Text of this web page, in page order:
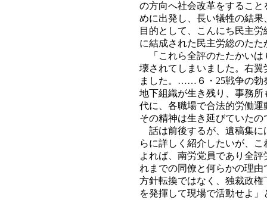
の方向へ社会改革をするこ
めに出発し、長い犠牲の結
目的として、こんにち民主
に結成された民主労総のた
「これら全評のたたかいは
壊されてしまいました。右
ました。……６・25戦争の勃
地下組織が生き残り、事務
代に、各職場で合法的労働
その精神は生き延びていた
話は前後するが、遺稿集に
らに詳しく紹介したいが、
よれば、南労党員であり全
れまでの同僚と何らかの理
方針転換ではなく、独裁政
を発揮して現場で活動せよ